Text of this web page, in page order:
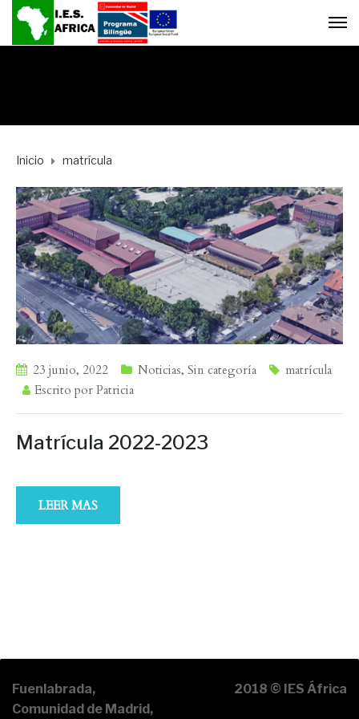
Inicio matrícula
23 junio, 2022 Noticias, Sin categoría
matrícula
Escrito por Patricia
Matrícula 2022-2023
LEER MAS
Fuenlabrada,
Comunidad de Madrid,
2018 © IES África